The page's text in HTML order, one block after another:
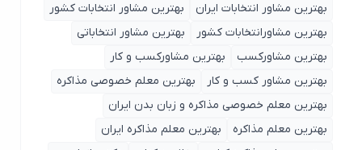
بهترین مشاور انتخابات ایران
بهترین مشاور انتخابات کشور
بهترین مشاورانتخابات کشور
بهترین مشاور انتخاباتی
بهترین مشاورکسب
بهترین مشاورکسب و کار
بهترین مشاور کسب و کار
بهترین معلم خصوصی مذاکره
بهترین معلم خصوصی مذاکره و زبان بدن ایران
بهترین معلم مذاکره
بهترین معلم مذاکره ایران